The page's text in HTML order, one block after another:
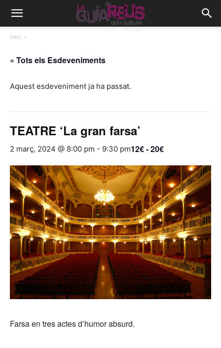
Inici
« Tots els Esdeveniments
Aquest esdeveniment ja ha passat.
TEATRE ‘La gran farsa’
2 març, 2024 @ 8:00 pm - 9:30 pm12€ - 20€
Farsa en tres actes d’humor absurd.